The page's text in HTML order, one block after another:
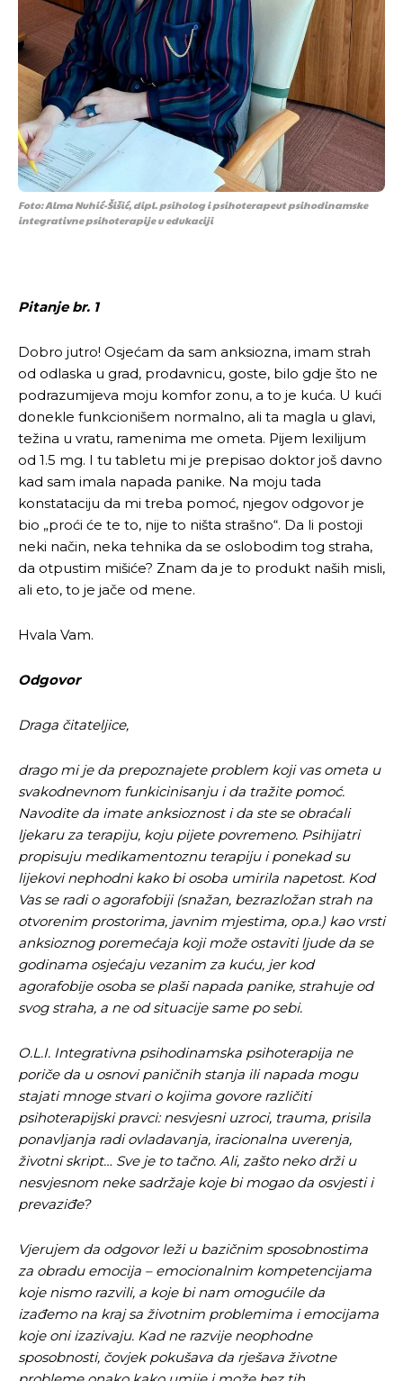
Foto: Alma Nuhić-Šišić, dipl. psiholog i psihoterapeut psihodinamske
integrativne psihoterapije u edukaciji
Pitanje br. 1
Dobro jutro! Osjećam da sam anksiozna, imam strah
od odlaska u grad, prodavnicu, goste, bilo gdje što ne
podrazumijeva moju komfor zonu, a to je kuća. U kući
donekle funkcionišem normalno, ali ta magla u glavi,
težina u vratu, ramenima me ometa. Pijem lexilijum
od 1.5 mg. I tu tabletu mi je prepisao doktor još davno
kad sam imala napada panike. Na moju tada
konstataciju da mi treba pomoć, njegov odgovor je
bio „proći će te to, nije to ništa strašno“. Da li postoji
neki način, neka tehnika da se oslobodim tog straha,
da otpustim mišiće? Znam da je to produkt naših misli,
ali eto, to je jače od mene.
Hvala Vam.
Odgovor
Draga čitateljice,
drago mi je da prepoznajete problem koji vas ometa u
svakodnevnom funkicinisanju i da tražite pomoć.
Navodite da imate anksioznost i da ste se obraćali
ljekaru za terapiju, koju pijete povremeno. Psihijatri
propisuju medikamentoznu terapiju i ponekad su
lijekovi nephodni kako bi osoba umirila napetost. Kod
Vas se radi o agorafobiji (snažan, bezrazložan strah na
otvorenim prostorima, javnim mjestima, op.a.) kao vrsti
anksioznog poremećaja koji može ostaviti ljude da se
godinama osjećaju vezanim za kuću, jer kod
agorafobije osoba se plaši napada panike, strahuje od
svog straha, a ne od situacije same po sebi.
O.L.I. Integrativna psihodinamska psihoterapija ne
poriče da u osnovi paničnih stanja ili napada mogu
stajati mnoge stvari o kojima govore različiti
psihoterapijski pravci: nesvjesni uzroci, trauma, prisila
ponavljanja radi ovladavanja, iracionalna uverenja,
životni skript… Sve je to tačno. Ali, zašto neko drži u
nesvjesnom neke sadržaje koje bi mogao da osvjesti i
prevaziđe?
Vjerujem da odgovor leži u bazičnim sposobnostima
za obradu emocija – emocionalnim kompetencijama
koje nismo razvili, a koje bi nam omogućile da
izađemo na kraj sa životnim problemima i emocijama
koje oni izazivaju. Kad ne razvije neophodne
sposobnosti, čovjek pokušava da rješava životne